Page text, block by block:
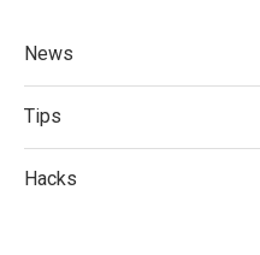
News
Tips
Hacks